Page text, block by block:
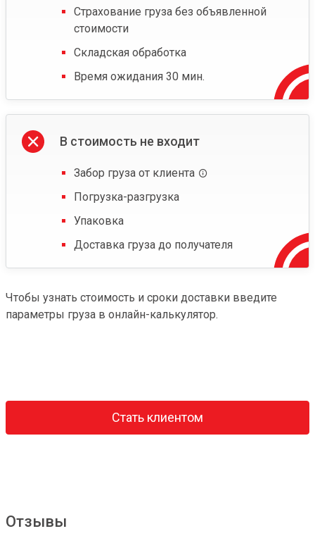
Страхование груза без объявленной
стоимости
Складская обработка
Время ожидания 30 мин.
В стоимость не входит
Забор груза от клиента
Погрузка-разгрузка
Упаковка
Доставка груза до получателя
Чтобы узнать стоимость и сроки доставки введите
параметры груза в онлайн-калькулятор.
Стать клиентом
Отзывы